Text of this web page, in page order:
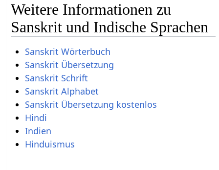
Weitere Informationen zu
Sanskrit und Indische Sprachen
Sanskrit Wörterbuch
Sanskrit Übersetzung
Sanskrit Schrift
Sanskrit Alphabet
Sanskrit Übersetzung kostenlos
Hindi
Indien
Hinduismus